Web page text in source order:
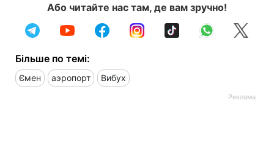
Або читайте нас там, де вам зручно!
Більше по темі:
Ємен аэропорт Вибух